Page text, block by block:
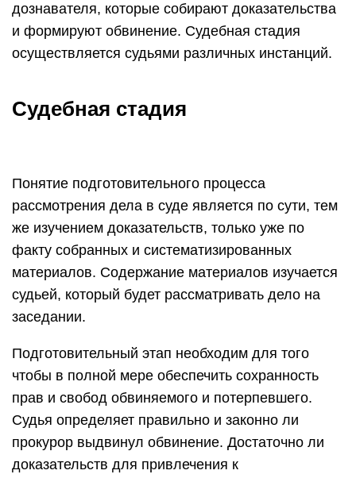
дознавателя, которые собирают доказательства
и формируют обвинение. Судебная стадия
осуществляется судьями различных инстанций.
Судебная стадия
Понятие подготовительного процесса
рассмотрения дела в суде является по сути, тем
же изучением доказательств, только уже по
факту собранных и систематизированных
материалов. Содержание материалов изучается
судьей, который будет рассматривать дело на
заседании.
Подготовительный этап необходим для того
чтобы в полной мере обеспечить сохранность
прав и свобод обвиняемого и потерпевшего.
Судья определяет правильно и законно ли
прокурор выдвинул обвинение. Достаточно ли
доказательств для привлечения к